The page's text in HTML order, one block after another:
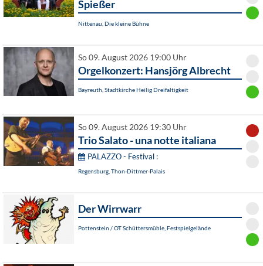
Spießer
Nittenau, Die kleine Bühne
So 09. August 2026 19:00 Uhr
Orgelkonzert: Hansjörg Albrecht
Bayreuth, Stadtkirche Heilig Dreifaltigkeit
So 09. August 2026 19:30 Uhr
Trio Salato - una notte italiana
PALAZZO - Festival :
Regensburg, Thon-Dittmer-Palais
Der Wirrwarr
Pottenstein / OT Schüttersmühle, Festspielgelände